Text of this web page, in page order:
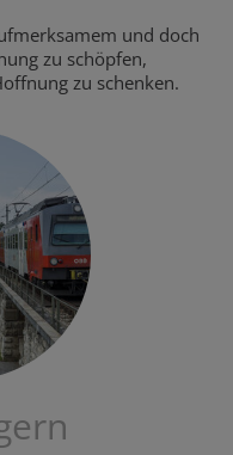
und doch
zu schöpfen,
zu schenken.